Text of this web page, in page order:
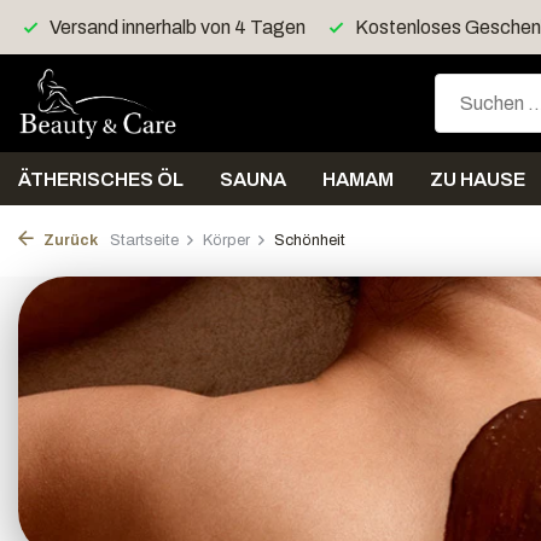
Kostenloses Geschenk > 40 Euro Kostenloser
ÄTHERISCHES ÖL SAUNA HAMAM ZU HAUSE
Zurück Startseite Körper Schönheit